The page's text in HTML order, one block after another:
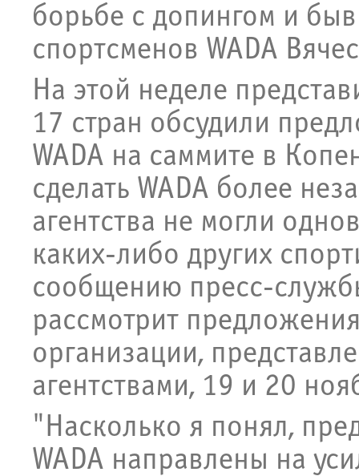
борьбе с допингом и
спортсменов WADA
На этой неделе
17 стран обсудили
WADA на саммите в
сделать WADA более
агентства не могли
каких-либо других
сообщению пресс-
рассмотрит
организации,
агентствами, 19 и 20
"Насколько я понял,
WADA направлены на